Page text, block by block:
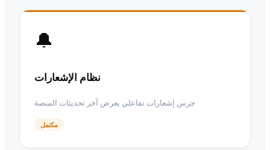
🔔
نظام الإشعارات
جرس إشعارات تفاعلي يعرض آخر تحديثات المنصة
مكتمل